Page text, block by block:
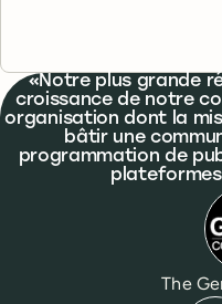
What people are saying
Notre plus grande
croissance de notre
organisation dont la
bâtir une
programmation de
The